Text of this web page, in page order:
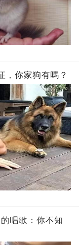
，你家狗有嗎？
唱歌：你不知